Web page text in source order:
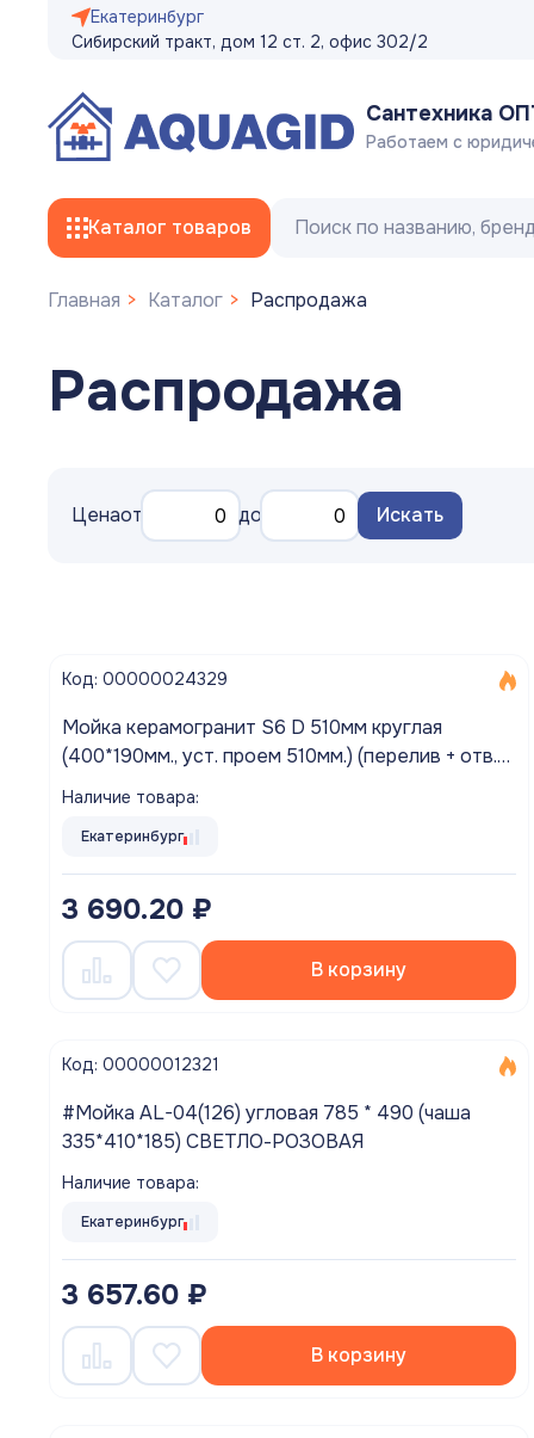
Екатеринбург
Сибирский тракт, дом 12 ст. 2, офис 302/2
Сантехника
Работаем с
Каталог товаров
Трубы
Гибкая подводка, сливные/заливные
шланги
Насосное Оборудование
Канализационное оборудование
Водоподготовка
Котлы
Водонагреватели
Полотенцесушители
Мойки
Теплоизоляция
Товары для Ванной комнаты и туалета
Мебель для кухни
Главная Каталог Распродажа
Распродажа
Ценаот до Искать
Код: 00000024329
Мойка керамогранит S6 D 510мм круглая
(400*190мм., уст. проем 510мм.) (перелив + отв.
Наличие товара:
Екатеринбург
3 690.20 ₽
В корзину
Код: 00000012321
#Мойка AL-04(126) угловая 785 * 490 (чаша
335*410*185) СВЕТЛО-РОЗОВАЯ
Наличие товара:
Екатеринбург
3 657.60 ₽
В корзину